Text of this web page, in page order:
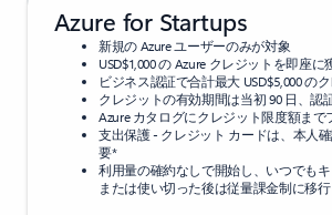
Azure for Startups
新規の Azure ユーザーのみが対象
USD$1,000 の Azure クレジットを即座
ビジネス認証で合計最大 USD$5,000 の
クレジットの有効期間は当初 90 日、認
Azure カタログにクレジット限度額まで
支出保護 - クレジット カードは、本人
要*
利用量の確約なしで開始し、いつでも
または使い切った後は従量課金制に移行